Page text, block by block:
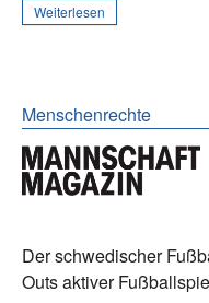
Weiterlesen
Menschenrechte
Der schwedischer
Outs aktiver